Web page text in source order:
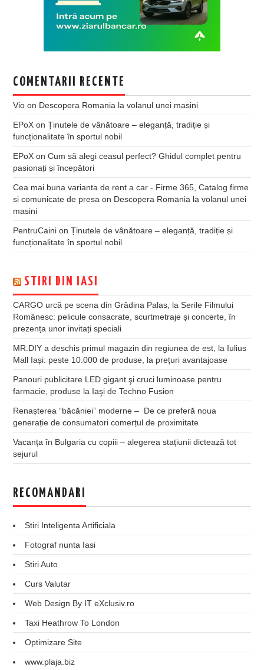
COMENTARII RECENTE
Vio on Descopera Romania la volanul unei masini
EPoX onȚinutele de vânătoare – eleganță, tradiție și
funcționalitate în sportul nobil
EPoX onCum să alegi ceasul perfect? Ghidul complet pentru
pasionați și începători
Cea mai buna varianta de rent a car - Firme 365, Catalog firme
si comunicate de presa on Descopera Romania la volanul unei
masini
PentruCaini onȚinutele de vânătoare – eleganță, tradiție și
funcționalitate în sportul nobil
STIRI DIN IASI
CARGO urcă pe scena din Grădina Palas, la Serile Filmului
Românesc: pelicule consacrate, scurtmetraje și concerte, în
prezența unor invitați speciali
MR.DIY a deschis primul magazin din regiunea de est, la Iulius
Mall Iași: peste 10.000 de produse, la prețuri avantajoase
Panouri publicitare LED gigant şi cruci luminoase pentru
farmacie, produse la Iaşi de Techno Fusion
Renașterea “băcăniei” moderne – De ce preferă noua
generație de consumatori comerțul de proximitate
Vacanța în Bulgaria cu copiii – alegerea stațiunii dictează tot
sejurul
RECOMANDARI
Stiri Inteligenta Artificiala
Fotograf nunta Iasi
Stiri Auto
Curs Valutar
Web Design By IT eXclusiv.ro
Taxi Heathrow To London
Optimizare Site
www.plaja.biz